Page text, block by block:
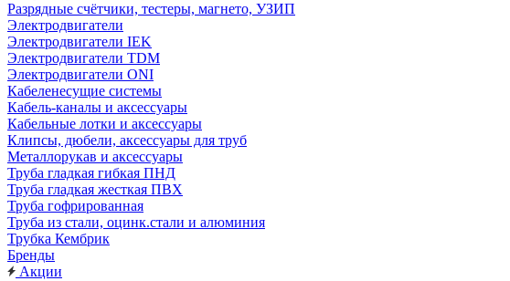
Разрядные счётчики, тестеры, магнето, УЗИП
Электродвигатели
Электродвигатели IEK
Электродвигатели TDM
Электродвигатели ONI
Кабеленесущие системы
Кабель-каналы и аксессуары
Кабельные лотки и аксессуары
Клипсы, дюбели, аксессуары для труб
Металлорукав и аксессуары
Труба гладкая гибкая ПНД
Труба гладкая жесткая ПВХ
Труба гофрированная
Труба из стали, оцинк.стали и алюминия
Трубка Кембрик
Бренды
Акции